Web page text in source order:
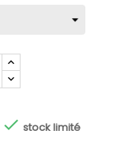
 stock limité